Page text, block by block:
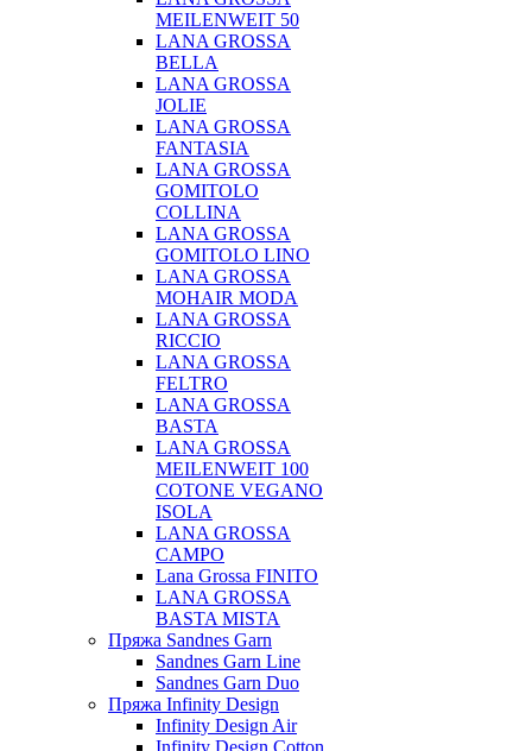
MEILENWEIT 50
LANA GROSSA
BELLA
LANA GROSSA
JOLIE
LANA GROSSA
FANTASIA
LANA GROSSA
GOMITOLO
COLLINA
LANA GROSSA
GOMITOLO LINO
LANA GROSSA
MOHAIR MODA
LANA GROSSA
RICCIO
LANA GROSSA
FELTRO
LANA GROSSA
BASTA
LANA GROSSA
MEILENWEIT 100
COTONE VEGANO
ISOLA
LANA GROSSA
CAMPO
Lana Grossa FINITO
LANA GROSSA
BASTA MISTA
Пряжа Sandnes Garn
Sandnes Garn Line
Sandnes Garn Duo
Пряжа Infinity Design
Infinity Design Air
Infinity Design Cotton